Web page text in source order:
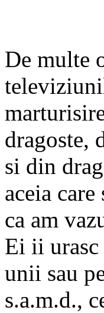
De multe
dragoste,
si din
aceia
ca am
Ei ii urasc
unii sau
s.a.m.d.,